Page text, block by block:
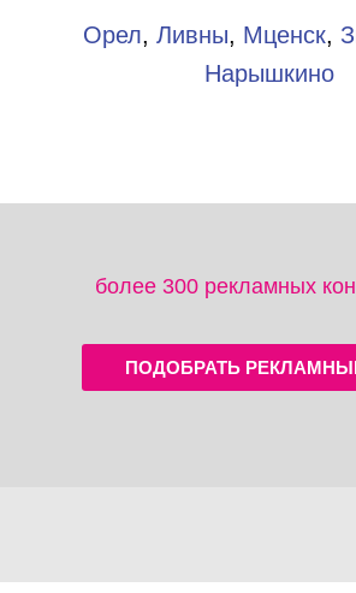
Орел, Ливны, Мценск,
Нарышкино
более 300 рекламных
ПОДОБРАТЬ